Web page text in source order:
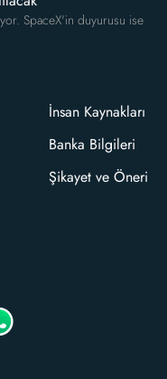
SpaceX'in duyurusu ise
İnsan Kaynakları
Banka Bilgileri
Şikayet ve Öneri